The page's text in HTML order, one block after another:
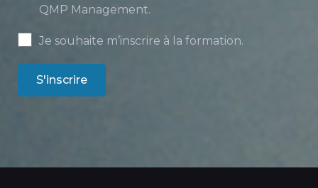
QMP Management.
Je souhaite m’inscrire à la formation.
S'inscrire